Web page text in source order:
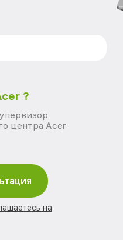
?
центра Acer
на